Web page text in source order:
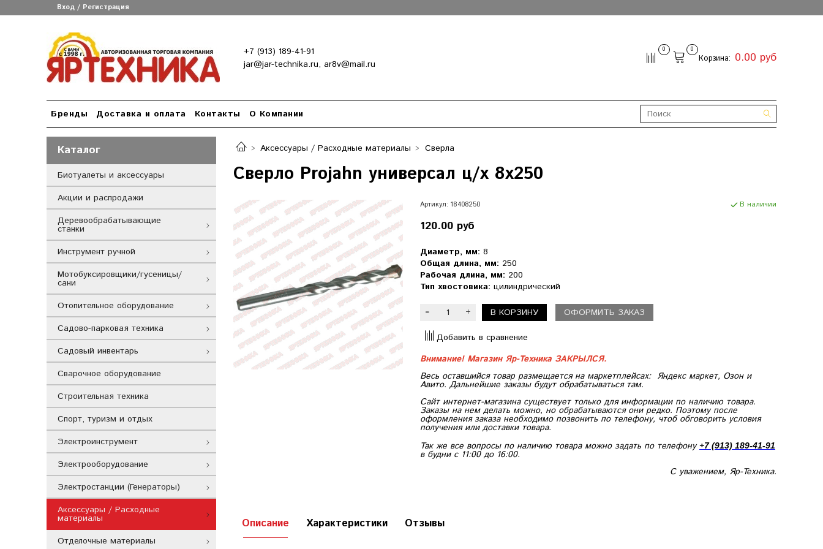
Вход / Регистрация
+7 (913) 189-41-91
jar@jar-technika.ru, ar8v@mail.ru
0 0
Корзина: 0.00 руб
Бренды Доставка и оплата Контакты О Компании
Аксессуары / Расходные материалы Сверла
Сверло Projahn универсал ц/х 8х250
Артикул: 18408250 В наличии
120.00 руб
Диаметр, мм: 8
Общая длина, мм: 250
Рабочая длина, мм: 200
Тип хвостовика: цилиндрический
В КОРЗИНУ ОФОРМИТЬ ЗАКАЗ
Добавить в сравнение
Внимание! Магазин Яр-Техника ЗАКРЫЛСЯ.
Весь оставшийся товар размещается на маркетплейсах: Яндекс маркет, Озон и
Авито. Дальнейшие заказы будут обрабатываться там.
Сайт интернет-магазина существует только для информации по наличию товара.
Заказы на нем делать можно, но обрабатываются они редко. Поэтому после
оформления заказа необходимо позвонить по телефону, чтоб обговорить условия
получения или доставки товара.
Так же все вопросы по наличию товара можно задать по телефону+7 (913) 189-41-91
в будни с 11:00 до 16:00.
С уважением, Яр-Техника.
Описание Характеристики Отзывы
Каталог
Биотуалеты и аксессуары
Акции и распродажи
Деревообрабатывающие
станки
Инструмент ручной
Мотобуксировщики/гусеницы/
сани
Отопительное оборудование
Садово-парковая техника
Садовый инвентарь
Сварочное оборудование
Строительная техника
Спорт, туризм и отдых
Электроинструмент
Электрооборудование
Электростанции (Генераторы)
Аксессуары / Расходные
материалы
Отделочные материалы